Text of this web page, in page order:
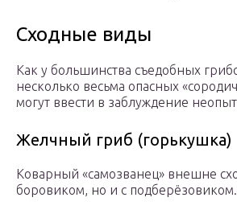
Сходные виды
Как у большинства съедобных
несколько весьма опасных
могут ввести в заблуждение
Желчный гриб (горькушка)
Коварный «самозванец» внешне
боровиком, но и с подберёзовиком.